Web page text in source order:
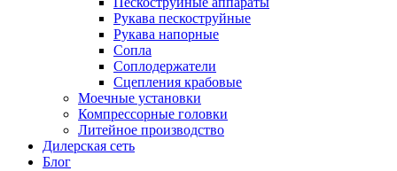
Рукава пескоструйные
Рукава напорные
Сопла
Соплодержатели
Сцепления крабовые
Моечные установки
Компрессорные головки
Литейное производство
Дилерская сеть
Блог